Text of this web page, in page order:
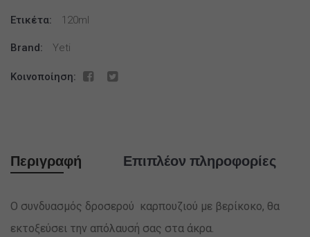
ποσότητα
Ετικέτα: 120ml
Brand: Yeti
Κοινοποίηση:
Περιγραφή Επιπλέον πληροφορίες
Ο συνδυασμός δροσερού καρπουζιού με βερίκοκο, θα
εκτοξεύσει την απόλαυσή σας στα άκρα.